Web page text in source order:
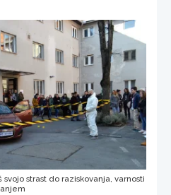
strast do raziskovanja, varnosti